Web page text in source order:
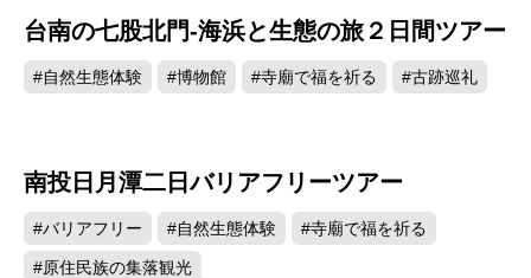
台南の七股北門-海浜と生態の旅２日間ツアー
#自然生態体験 #博物館 #寺廟で福を祈る #古跡巡礼
南投日月潭二日バリアフリーツアー
#バリアフリー #自然生態体験 #寺廟で福を祈る
#原住民族の集落観光